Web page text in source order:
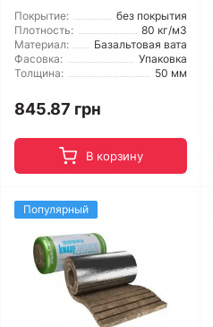
Покрытие:
без покрытия
Плотность:
80 кг/м3
Материал:
Базальтовая вата
Фасовка:
Упаковка
Толщина:
50 мм
845.87 грн
В корзину
Популярный